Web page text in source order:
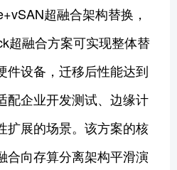
超融合架构替换，
超融合方案可实现整体替
件设备，迁移后性能达到
配企业开发测试、边缘计
扩展的场景。该方案的核
合向存算分离架构平滑演